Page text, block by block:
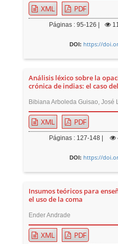
XML PDF
Páginas : 95-126 |
DOI: https://
Análisis léxico sobre la
crónica de indias: el caso
Bibiana Arboleda Guisao, José
XML PDF
Páginas : 127-148 |
DOI: https://
Insumos teóricos para
el uso de la coma
Ender Andrade
XML PDF